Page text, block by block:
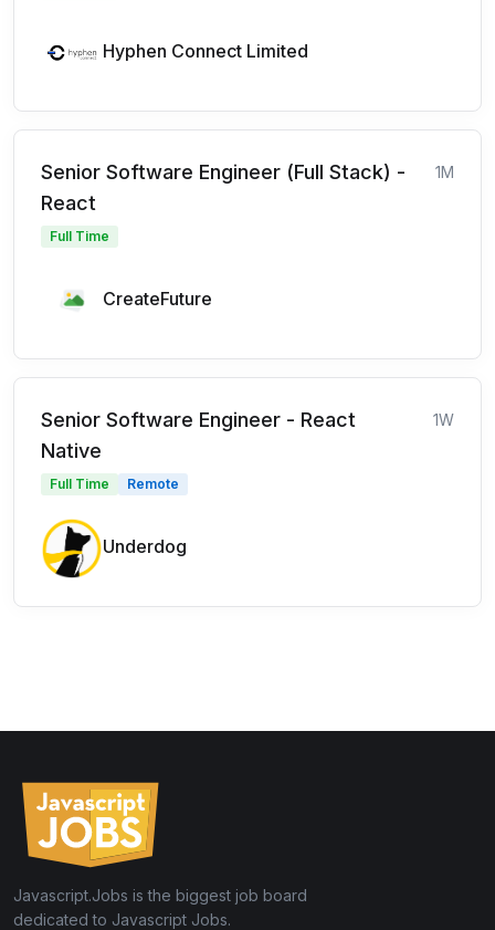
Hyphen Connect Limited
Senior Software Engineer (Full Stack) -
React
1M
Full Time
CreateFuture
Senior Software Engineer - React
Native
1W
Full Time Remote
Underdog
Javascript.Jobs is the biggest job board
dedicated to Javascript Jobs.